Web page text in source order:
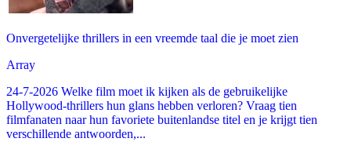
Onvergetelijke thrillers in een vreemde taal die je moet zien
Array
24-7-2026 Welke film moet ik kijken als de gebruikelijke
Hollywood-thrillers hun glans hebben verloren? Vraag tien
filmfanaten naar hun favoriete buitenlandse titel en je krijgt tien
verschillende antwoorden,...